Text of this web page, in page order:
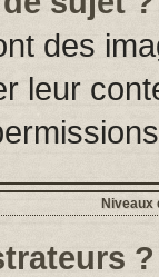
des
leur
Niveaux
?